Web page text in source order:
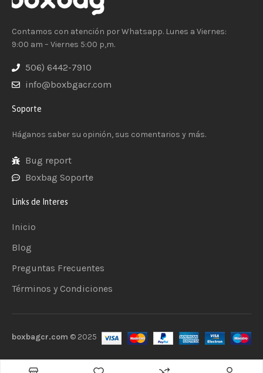
Contamos con atención por Whatsapp. Lunes a Viernes:
9:00 am – Viernes 5:00 p,m.
506) 6442-7910
info@boxbgacr.com
Soporte
Háganos saber su opinión, sus comentarios y más.
Bug report
Boxbag Soporte
Links de Interes
Inicio
Blog
Preguntas Frecuentes
Términos y Condiciones
boxbagcr.com © 2025